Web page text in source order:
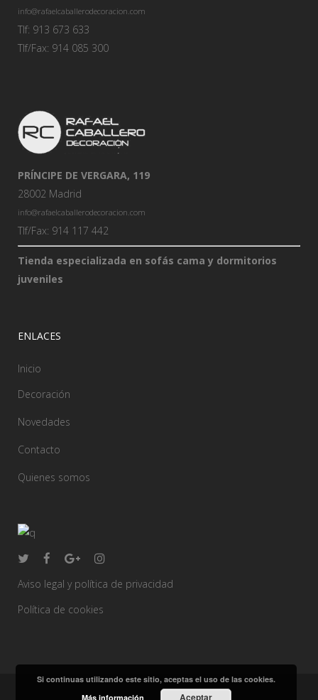
info@rafaelcaballerodecoracion.com
Tlf: 913 673 633
Tlf/Fax: 914 085 300
PRÍNCIPE DE VERGARA, 119
28002 Madrid
info@rafaelcaballerodecoracion.com
Tlf/Fax: 914 117 442
Tienda especializada en sofás cama y dormitorios
juveniles
ENLACES
Inicio
Decoración
Novedades
Contacto
Quienes somos
Aviso legal y política de privacidad
Política de cookies
Si continuas utilizando este sitio, aceptas el uso de las cookies.
Más información
Aceptar